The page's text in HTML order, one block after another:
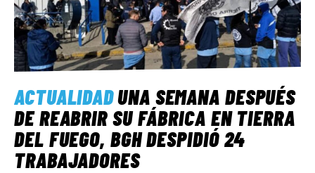
ACTUALIDADUNA SEMANA DESPUÉS
DE REABRIR SU FÁBRICA EN TIERRA
DEL FUEGO, BGH DESPIDIÓ 24
TRABAJADORES